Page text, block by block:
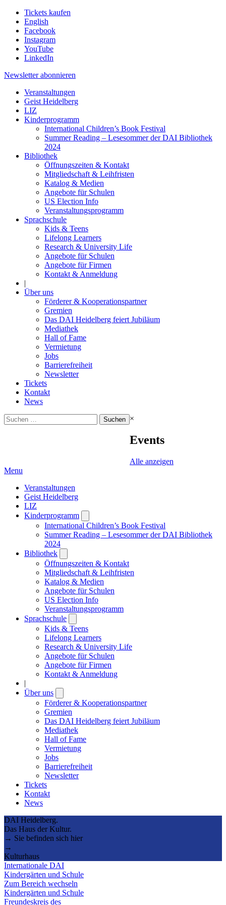
Tickets kaufen
English
Facebook
Instagram
YouTube
LinkedIn
Newsletter abonnieren
Veranstaltungen
Geist Heidelberg
LIZ
Kinderprogramm
International Children’s Book Festival
Summer Reading – Lesesommer der DAI Bibliothek
2024
Bibliothek
Öffnungszeiten & Kontakt
Mitgliedschaft & Leihfristen
Katalog & Medien
Angebote für Schulen
US Election Info
Veranstaltungsprogramm
Sprachschule
Kids & Teens
Lifelong Learners
Research & University Life
Angebote für Schulen
Angebote für Firmen
Kontakt & Anmeldung
|
Über uns
Förderer & Kooperationspartner
Gremien
Das DAI Heidelberg feiert Jubiläum
Mediathek
Hall of Fame
Vermietung
Jobs
Barrierefreiheit
Newsletter
Tickets
Kontakt
News
Suchen
nach:
×
Events
Alle anzeigen
Menu
Veranstaltungen
Geist Heidelberg
LIZ
Kinderprogramm
submenu
International Children’s Book Festival
Summer Reading – Lesesommer der DAI Bibliothek
2024
Bibliothek
submenu
Öffnungszeiten & Kontakt
Mitgliedschaft & Leihfristen
Katalog & Medien
Angebote für Schulen
US Election Info
Veranstaltungsprogramm
Sprachschule
submenu
Kids & Teens
Lifelong Learners
Research & University Life
Angebote für Schulen
Angebote für Firmen
Kontakt & Anmeldung
|
Über uns
submenu
Förderer & Kooperationspartner
Gremien
Das DAI Heidelberg feiert Jubiläum
Mediathek
Hall of Fame
Vermietung
Jobs
Barrierefreiheit
Newsletter
Tickets
Kontakt
News
DAI Heidelberg.
Das Haus der Kultur.
→ Sie befinden sich hier
→
Kulturhaus
Internationale DAI
Kindergärten und Schule
Zum Bereich wechseln
Kindergärten und Schule
Freundeskreis des